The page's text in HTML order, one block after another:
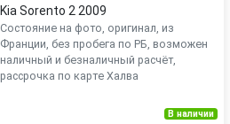
Kia Sorento 2 2009
Состояние на фото, оригинал, из
Франции, без пробега по РБ, возможен
наличный и безналичный расчёт,
рассрочка по карте Халва
В наличии